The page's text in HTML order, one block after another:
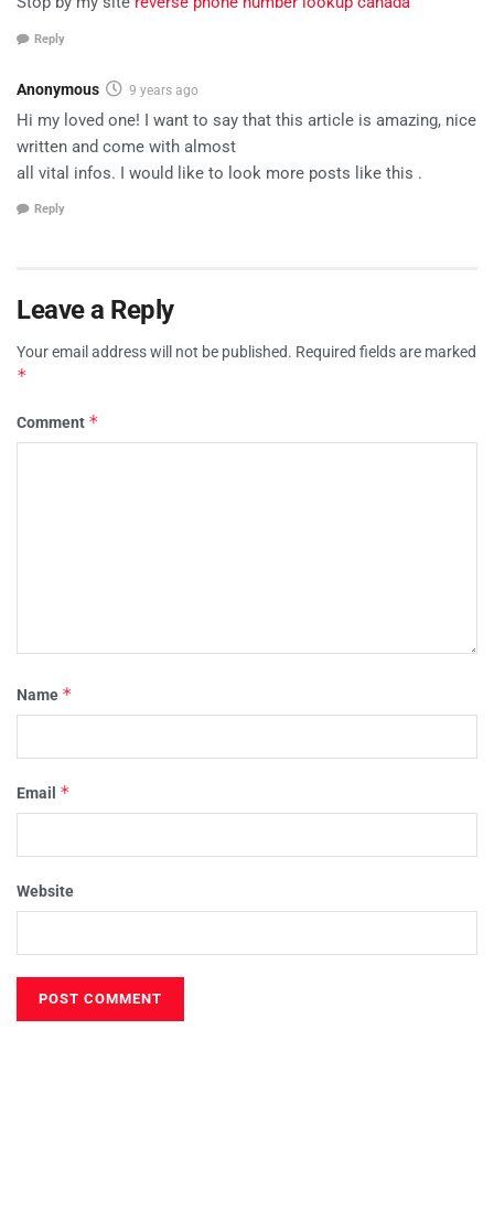
Reply
Anonymous 9 years ago
Hi my loved one! I want to say that this article is amazing, nice
written and come with almost
all vital infos. I would like to look more posts like this .
Reply
Leave a Reply
Your email address will not be published. Required fields are marked
*
Comment *
Name *
Email *
Website